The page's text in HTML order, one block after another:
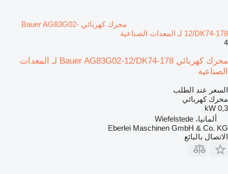
محرك كهربائي Bauer AG83G02-
12/DK74-178 لـ المعدات الصناعية
4
محرك كهربائي Bauer AG83G02-12/DK74-178 لـ المعدات
الصناعية
السعر عند الطلب
محرك كهربائي
0,3 kW
ألمانيا، Wiefelstede
Eberlei Maschinen GmbH & Co. KG
الاتصال بالبائع